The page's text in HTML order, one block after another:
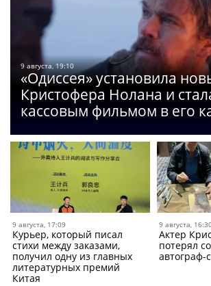
9 августа, 19:10
«Одиссея» установила
Кристофера Нолана и
кассовым фильмом в его
9 августа, 17:09
Курьер, который писал
стихи между заказами,
получил одну из главных
литературных премий
Китая
9 августа,
Актер
потерял